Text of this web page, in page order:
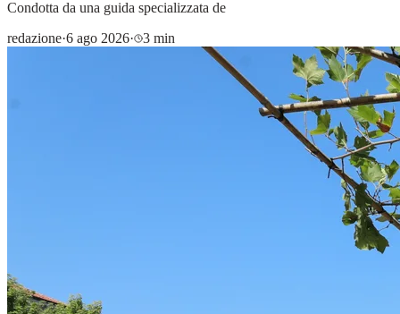
Condotta da una guida specializzata de
redazione·6 ago 2026· 3 min